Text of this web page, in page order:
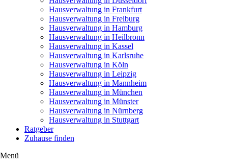
Hausverwaltung in Frankfurt
Hausverwaltung in Freiburg
Hausverwaltung in Hamburg
Hausverwaltung in Heilbronn
Hausverwaltung in Kassel
Hausverwaltung in Karlsruhe
Hausverwaltung in Köln
Hausverwaltung in Leipzig
Hausverwaltung in Mannheim
Hausverwaltung in München
Hausverwaltung in Münster
Hausverwaltung in Nürnberg
Hausverwaltung in Stuttgart
Ratgeber
Zuhause finden
Menü